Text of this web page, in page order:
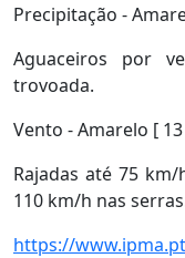
Precipitação -
Aguaceiros por
trovoada.
Vento - Amarelo [
Rajadas até 75
110 km/h nas
https://